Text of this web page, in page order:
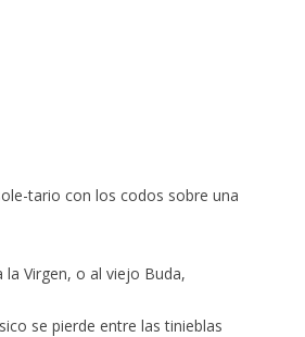
tario con los codos sobre una
Virgen, o al viejo Buda,
se pierde entre las tinieblas